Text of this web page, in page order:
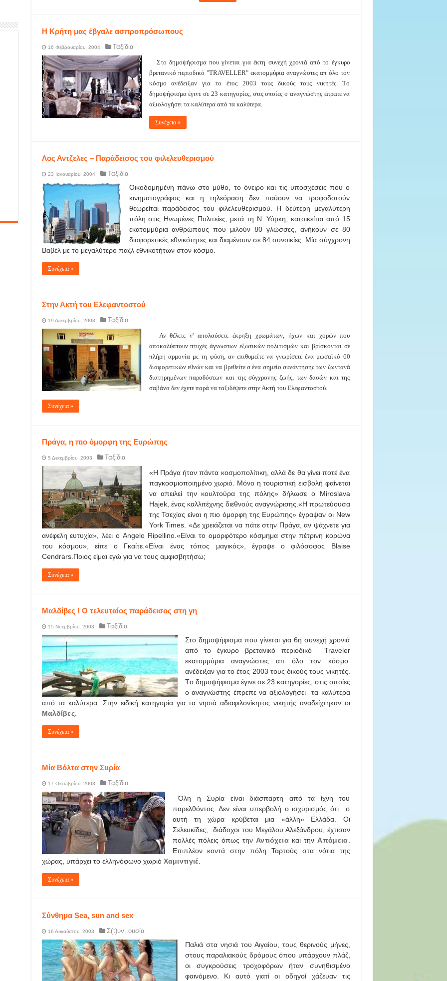
Η Κρήτη μας έβγαλε ασπροπρόσωπους
16 Φεβρουαρίου, 2004 Ταξίδια
Στο δημοψήφισμα που γίνεται για έκτη συνεχή χρονιά από το έγκυρο
βρετανικό περιοδικό "TRAVELLER" εκατομμύρια αναγνώστες απ όλο τον
κόσμο ανέδειξαν για το έτος 2003 τους δικούς τους νικητές. Τo
δημοψήφισμα έγινε σε 23 κατηγορίες, στις οποίες ο αναγνώστης έπρεπε να
αξιολογήσει τα καλύτερα από τα καλύτερα.
Συνέχεια »
Λος Αντζελες – Παράδεισος του φιλελευθερισμού
23 Ιανουαρίου, 2004 Ταξίδια
Οικοδομημένη πάνω στο μύθο, το όνειρο και τις υποσχέσεις που ο
κινηματογράφος και η τηλεόραση δεν παύουν να τροφοδοτούν
θεωρείται παράδεισος του φιλελευθερισμού. Η δεύτερη μεγαλύτερη
πόλη στις Ηνωμένες Πολιτείες, μετά τη Ν. Υόρκη, κατοικείται από 15
εκατομμύρια ανθρώπους που μιλούν 80 γλώσσες, ανήκουν σε 80
διαφορετικές εθνικότητες και διαμένουν σε 84 συνοικίες. Μία σύγχρονη
Βαβέλ με το μεγαλύτερο παζλ εθνικοτήτων στον κόσμο.
Συνέχεια »
Στην Ακτή του Ελεφαντοστού
19 Δεκεμβρίου, 2003 Ταξίδια
Αν θέλετε ν' απολαύσετε έκρηξη χρωμάτων, ήχων και χορών που
αποκαλύπτουν πτυχές άγνωστων εξωτικών πολιτισμών και βρίσκονται σε
πλήρη αρμονία με τη φύση, αν επιθυμείτε να γνωρίσετε ένα μωσαϊκό 60
διαφορετικών εθνών και να βρεθείτε σ ένα σημείο συνάντησης των ζωντανά
διατηρημένων παραδόσεων και της σύγχρονης ζωής, των δασών και της
σαβάνα δεν έχετε παρά να ταξιδέψετε στην Ακτή του Ελεφαντοστού.
Συνέχεια »
Πράγα, η πιο όμορφη της Ευρώπης
5 Δεκεμβρίου, 2003 Ταξίδια
«Η Πράγα ήταν πάντα κοσμοπολίτικη, αλλά δε θα γίνει ποτέ ένα
παγκοσμιοποιημένο χωριό. Μόνο η τουριστική εισβολή φαίνεται
να απειλεί την κουλτούρα της πόλης» δήλωσε ο Miroslava
Hajek, ένας καλλιτέχνης διεθνούς αναγνώρισης.«Η πρωτεύουσα
της Τσεχίας είναι η πιο όμορφη της Ευρώπης» έγραψαν οι New
York Times. «Δε χρειάζεται να πάτε στην Πράγα, αν ψάχνετε για
ανέφελη ευτυχία», λέει ο Angelo Ripellino.«Είναι το ομορφότερο κόσμημα στην πέτρινη κορώνα
του κόσμου», είπε ο Γκαίτε.«Είναι ένας τόπος μαγικός», έγραψε ο φιλόσοφος Blaise
Cendrars.Ποιος είμαι εγώ για να τους αμφισβητήσω;
Συνέχεια »
Μαλδίβες ! Ο τελευταίος παράδεισος στη γη
15 Νοεμβρίου, 2003 Ταξίδια
Στο δημοψήφισμα που γίνεται για 6η συνεχή χρονιά
από το έγκυρο βρετανικό περιοδικό Traveler
εκατομμύρια αναγνώστες απ όλο τον κόσμο
ανέδειξαν για το έτος 2003 τους δικούς τους νικητές.
Τo δημοψήφισμα έγινε σε 23 κατηγορίες, στις οποίες
ο αναγνώστης έπρεπε να αξιολογήσει τα καλύτερα
από τα καλύτερα. Στην ειδική κατηγορία για τα νησιά αδιαφιλονίκητος νικητής αναδείχτηκαν οι
Μαλδίβες.
Συνέχεια »
Μία Βόλτα στην Συρία
17 Οκτωβρίου, 2003 Ταξίδια
Όλη η Συρία είναι διάσπαρτη από τα ίχνη του
παρελθόντος. Δεν είναι υπερβολή ο ισχυρισμός ότι σ
αυτή τη χώρα κρύβεται μια «άλλη» Ελλάδα. Οι
Σελευκίδες, διάδοχοι του Μεγάλου Αλεξάνδρου, έχτισαν
πολλές πόλεις όπως τηνΑντιόχειακαι τηνΑπάμεια.
Επιπλέον κοντά στην πόλη Ταρτούς στα νότια της
χώρας, υπάρχει το ελληνόφωνο χωριό Χαμιντιγιέ.
Συνέχεια »
Σύνθημα Sea, sun and sex
16 Αυγούστου, 2003 Σ(τ)υν..ουσία
Παλιά στα νησιά του Αιγαίου, τους θερινούς μήνες,
στους παραλιακούς δρόμους όπου υπάρχουν πλάζ,
οι συγκρούσεις τροχοφόρων ήταν συνηθισμένο
φαινόμενο. Κι αυτό γιατί οι οδηγοί χάζευαν τις